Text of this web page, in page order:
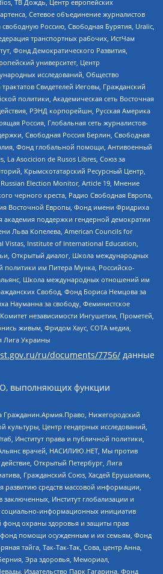
ТВ Дождь, Центр европейских
Сетевое объединение журналистов
свободную Россию, Свободная Бурятия, Uralic,
транспортных рабочих, ИстЧам
Фонд Демократического Развития,
университет, Центр
исследований, Общество
Свидетелей Иеговы, Гражданский
политики, Академическая сеть Восточная
РЭНД корпорейшн, Русская Америка
Россия, Глобальная сеть журналистов-
Свободная Россия Берлин, Свободная
Фонд глобальной помощи, Антивоенный
La Asocicion de Rusos Libres, Союз за
Крымскотатарский Ресурсный Центр,
Election Monitor, Article 19, Мнение
черного креста, Радио Свободная Европа,
Восточной Европы, Фонд имени Фридриха
академия поддержки гендерной демократии
Льва Копелева, American Councils for
Vistas, Institute of International Education,
Открытый диалог, Школа международных
политики им Питера Мунка, Российско-
Школа международных отношений им
Свобод, Фонд Бориса Немцова за
Науманна за свободу, Феминистское
независимости Ингушетии, Прометей,
живым, Фридом Хаус, СОТА медиа,
Лига Украины
ru/documents/7756/ данные
выполняющих функции
Гражданин.Армия.Право, Нижегородский
культуры, Центр гендерных исследований,
Институт права и публичной политики,
врачей, НАСИЛИЮ.НЕТ, Мы против
Открытый Петербург, Лига
Гражданский Союз, Хасдей Ерушалаим,
развитию средств массовой информации,
Институт глобализации и
информационных инициатив
фонд охраны здоровья и защиты прав
фонд помощи осужденным и их семьям, Фонд
тайга, Так-Так-Так, Сова, центр Анна,
Эра здоровья, Мемориал,
Издательство Парк Гагарина, Фонд